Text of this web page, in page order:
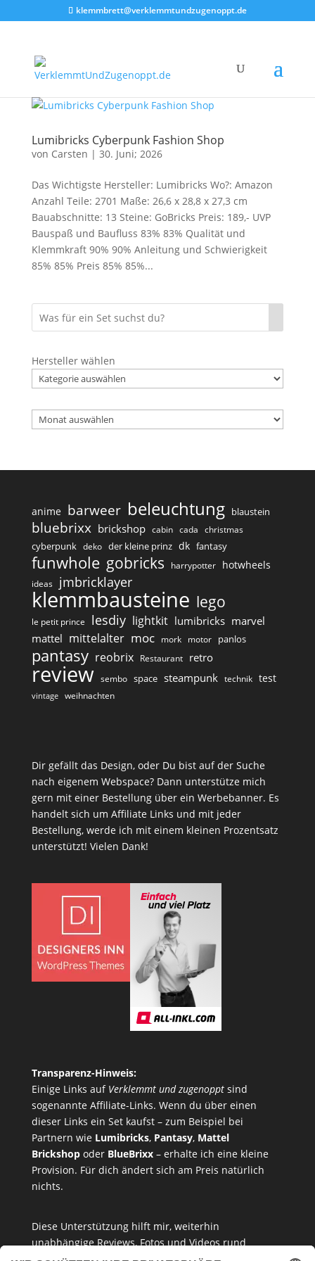
klemmbrett@verklemmtundzugenoppt.de
Lumibricks Cyberpunk Fashion Shop
von Carsten | 30. Juni; 2026
Das Wichtigste Hersteller: Lumibricks Wo?: Amazon
Anzahl Teile: 2701 Maße: 26,6 x 28,8 x 27,3 cm
Bauabschnitte: 13 Steine: GoBricks Preis: 189,- UVP
Bauspaß und Baufluss 83% 83% Qualität und
Klemmkraft 90% 90% Anleitung und Schwierigkeit
85% 85% Preis 85% 85%...
Hersteller wählen
Archiv
anime barweer beleuchtung blaustein
bluebrixx brickshop cabin cada christmas
cyberpunk deko der kleine prinz dk fantasy
funwhole gobricks harrypotter hotwheels
ideas jmbricklayer
klemmbausteine lego
le petit prince lesdiy lightkit lumibricks marvel
mattel mittelalter moc mork motor panlos
pantasy reobrix Restaurant retro
review sembo space steampunk technik test
vintage weihnachten
Dir gefällt das Design, oder Du bist auf der Suche
nach eigenem Webspace? Dann unterstütze mich
gern mit einer Bestellung über ein Werbebanner. Es
handelt sich um Affiliate Links und mit jeder
Bestellung, werde ich mit einem kleinen Prozentsatz
unterstützt! Vielen Dank!
Transparenz-Hinweis:
Einige Links auf Verklemmt und zugenopptsind
sogenannte Affiliate-Links. Wenn du über einen
dieser Links ein Set kaufst – zum Beispiel bei
Partnern wie Lumibricks, Pantasy, Mattel
Brickshopoder BlueBrixx– erhalte ich eine kleine
Provision. Für dich ändert sich am Preis natürlich
nichts.
Diese Unterstützung hilft mir, weiterhin
unabhängige Reviews, Fotos und Videos rund